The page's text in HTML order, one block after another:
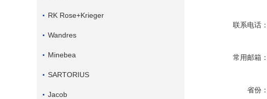
RK Rose+Krieger
Wandres
Minebea
SARTORIUS
Jacob
联系电话：
常用邮箱：
省份：